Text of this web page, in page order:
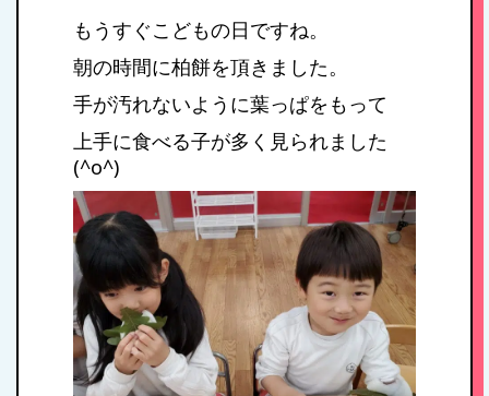
もうすぐこどもの日ですね。
朝の時間に柏餅を頂きました。
手が汚れないように葉っぱをもって
上手に食べる子が多く見られました
(^o^)